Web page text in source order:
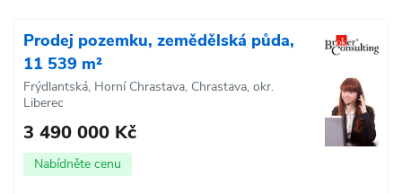
Prodej pozemku, zemědělská půda,
11 539 m²
Frýdlantská, Horní Chrastava, Chrastava, okr.
Liberec
3 490 000 Kč
Nabídněte cenu